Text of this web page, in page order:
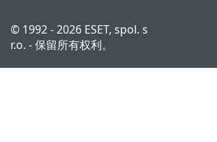
© 1992 - 2026 ESET, spol. s
r.o. - 保留所有权利。